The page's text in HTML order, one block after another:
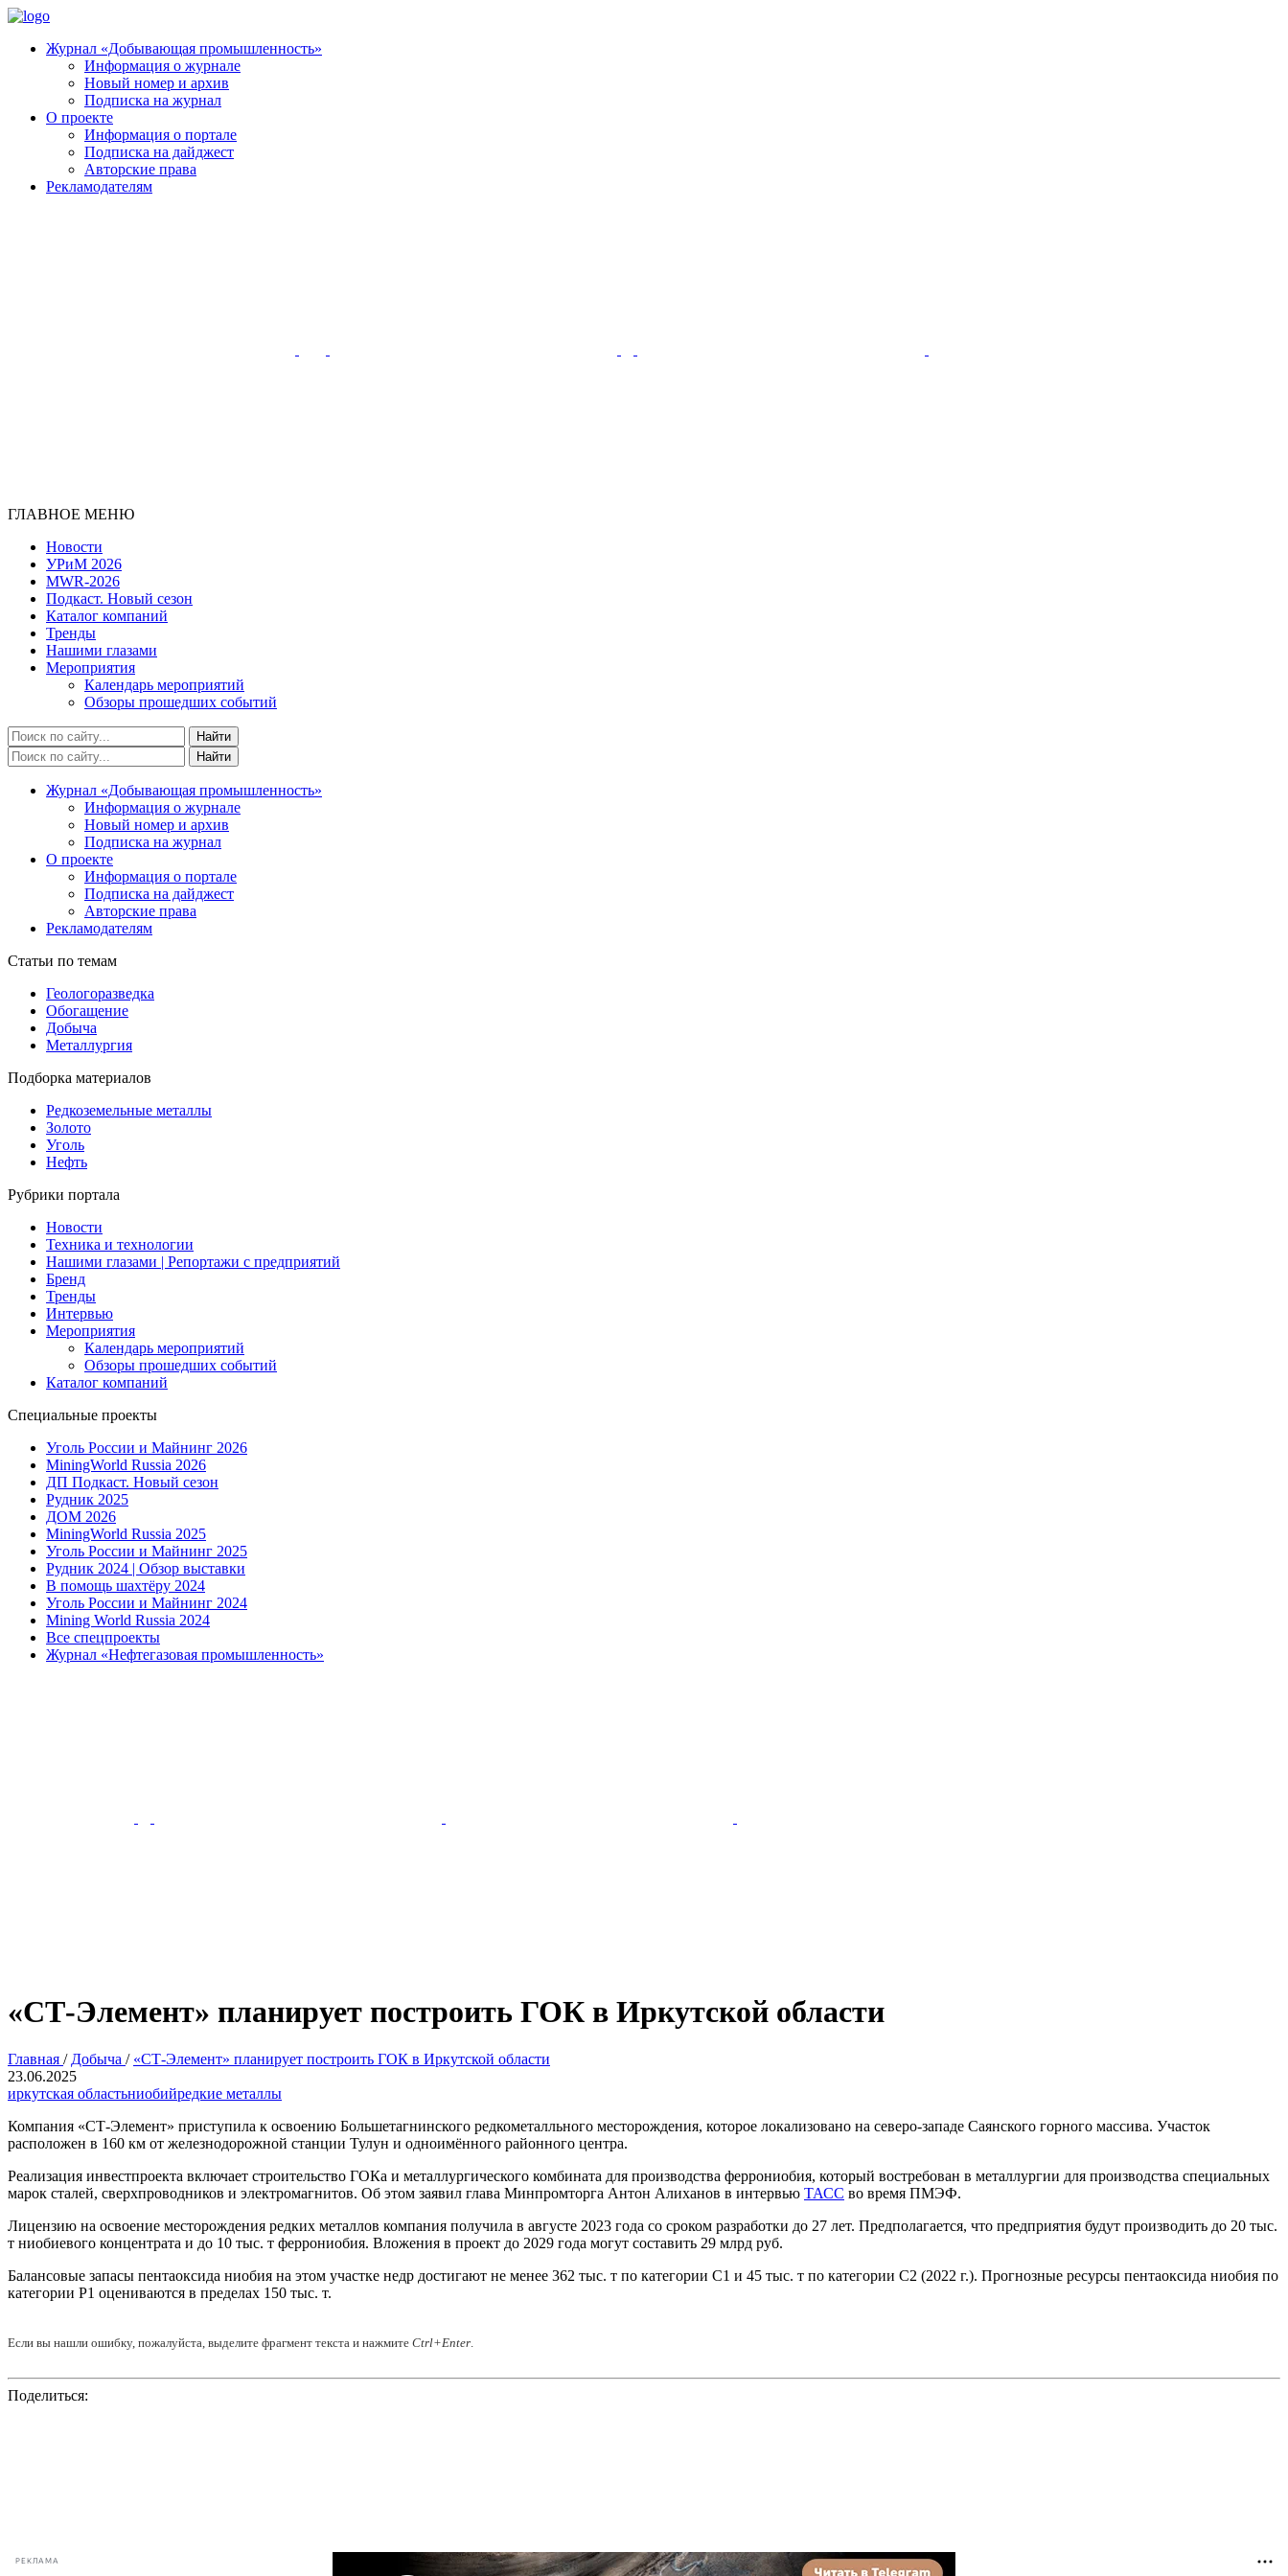
Журнал «Добывающая промышленность»
Информация о журнале
Новый номер и архив
Подписка на журнал
О проекте
Информация о портале
Подписка на дайджест
Авторские права
Рекламодателям
ГЛАВНОЕ МЕНЮ
Новости
УРиМ 2026
MWR-2026
Подкаст. Новый сезон
Каталог компаний
Тренды
Нашими глазами
Мероприятия
Календарь мероприятий
Обзоры прошедших событий
Журнал «Добывающая промышленность»
Информация о журнале
Новый номер и архив
Подписка на журнал
О проекте
Информация о портале
Подписка на дайджест
Авторские права
Рекламодателям
Статьи по темам
Геологоразведка
Обогащение
Добыча
Металлургия
Подборка материалов
Редкоземельные металлы
Золото
Уголь
Нефть
Рубрики портала
Новости
Техника и технологии
Нашими глазами | Репортажи с предприятий
Бренд
Тренды
Интервью
Мероприятия
Календарь мероприятий
Обзоры прошедших событий
Каталог компаний
Специальные проекты
Уголь России и Майнинг 2026
MiningWorld Russia 2026
ДП Подкаст. Новый сезон
Рудник 2025
ДОМ 2026
MiningWorld Russia 2025
Уголь России и Майнинг 2025
Рудник 2024 | Обзор выставки
В помощь шахтёру 2024
Уголь России и Майнинг 2024
Mining World Russia 2024
Все спецпроекты
Журнал «Нефтегазовая промышленность»
«СТ-Элемент» планирует построить ГОК в Иркутской области
Главная / Добыча / «СТ-Элемент» планирует построить ГОК в Иркутской области
23.06.2025
иркутская областьниобийредкие металлы
Компания «СТ-Элемент» приступила к освоению Большетагнинского редкометалльного месторождения, которое локализовано на северо-западе Саянского горного массива. Участок
расположен в 160 км от железнодорожной станции Тулун и одноимённого районного центра.
Реализация инвестпроекта включает строительство ГОКа и металлургического комбината для производства феррониобия, который востребован в металлургии для производства специальных
марок сталей, сверхпроводников и электромагнитов. Об этом заявил глава Минпромторга Антон Алиханов в интервью ТАСС во время ПМЭФ.
Лицензию на освоение месторождения редких металлов компания получила в августе 2023 года со сроком разработки до 27 лет. Предполагается, что предприятия будут производить до 20 тыс.
т ниобиевого концентрата и до 10 тыс. т феррониобия. Вложения в проект до 2029 года могут составить 29 млрд руб.
Балансовые запасы пентаоксида ниобия на этом участке недр достигают не менее 362 тыс. т по категории С1 и 45 тыс. т по категории С2 (2022 г.). Прогнозные ресурсы пентаоксида ниобия по
категории Р1 оцениваются в пределах 150 тыс. т.
Если вы нашли ошибку, пожалуйста, выделите фрагмент текста и нажмите Ctrl+Enter.
Поделиться:
РЕКЛАМА